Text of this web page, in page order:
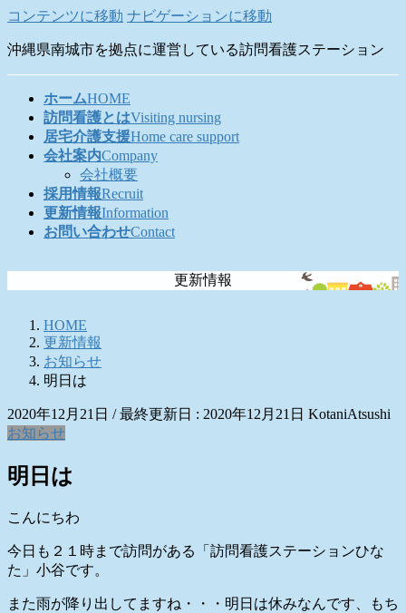
コンテンツに移動 ナビゲーションに移動
沖縄県南城市を拠点に運営している訪問看護ステーション
ホームHOME
訪問看護とはVisiting nursing
居宅介護支援Home care support
会社案内Company
会社概要
採用情報Recruit
更新情報Information
お問い合わせContact
更新情報
HOME
更新情報
お知らせ
明日は
2020年12月21日 / 最終更新日 : 2020年12月21日 KotaniAtsushi
お知らせ
明日は
こんにちわ
今日も２１時まで訪問がある「訪問看護ステーションひな
た」小谷です。
また雨が降り出してますね・・・明日は休みなんです、もち